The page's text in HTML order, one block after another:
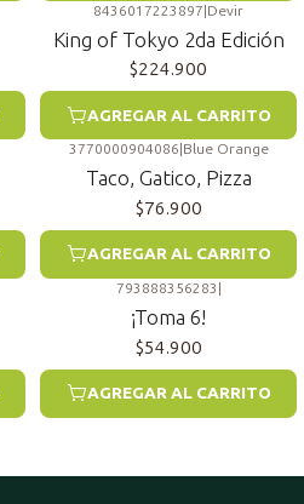
8436017223897|Devir
King of Tokyo 2da Edición
$224.900
AGREGAR AL CARRITO
3770000904086 Blue Orange
Taco, Gatico, Pizza
$76.900
AGREGAR AL CARRITO
793888356283
¡Toma 6!
$54.900
AGREGAR AL CARRITO